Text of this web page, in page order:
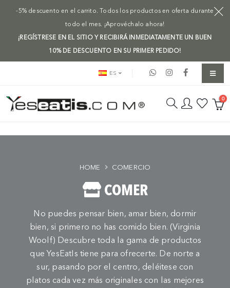
-5% descuento en el carrito. Todos los productos en oferta durante
todo el mes. ¡Aprovéchalo ahora!
¡REGÍSTRESE EN EL SITIO Y RECIBIRÁ INMEDIATAMENTE UN BUEN
10% DE DESCUENTO EN SU PRIMER PEDIDO!
ES
0
COMER
No puedes pensar bien, amar bien, dormir
bien, si primero no has comido bien. (Virginia
Woolf) Descubre toda la gama de productos
que YesEatIs tiene para ofrecerte. De norte a
sur, pasando por el centro, deléitese con
platos cada vez más originales con las mejores
HOME COMERCIO